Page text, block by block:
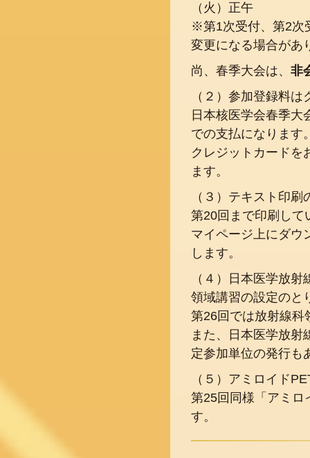
（火）正午
※第1次受付、第2次
変更になる場合があ
尚、春季大会は、 非
（２）参加登録料
日本核医学会春季大
での支払になります
クレジットカードを
ます。
（３）テキスト印刷
第20回まで印刷して
マイページ上にダウ
します。
（４）日本医学放
領域講習の設定のと
第26回では放射線科
また、日本医学放射
定参加単位の発行も
（５）アミロイド
第25回同様「アミロ
す。